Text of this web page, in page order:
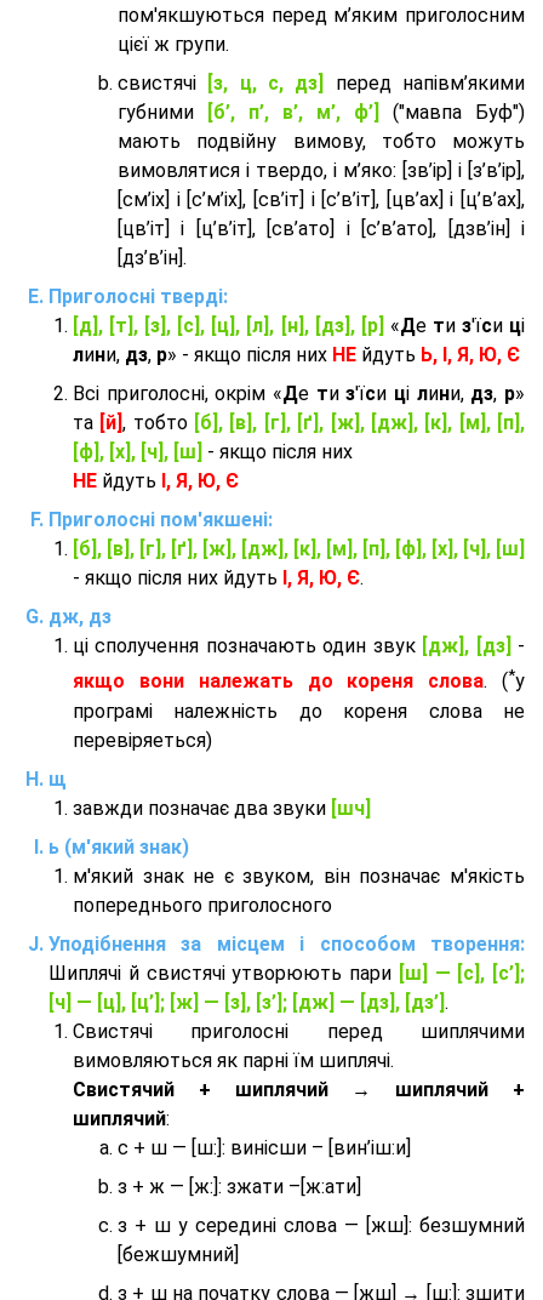
пом'якшуються перед м’яким приголосним
цієї ж групи.
cвистячі
[з, ц, с, дз]
перед напівм’якими
губними
[б’, п’, в’, м’, ф’]
("мавпа Буф")
мають подвійну вимову, тобто можуть
вимовлятися і твердо, і м’яко: [зв’ір] і [з’в’ір],
[см’іх] і [с’м’іх], [св’іт] і [с’в’іт], [цв’ах] і [ц’в’ах],
[цв’іт] і [ц’в’іт], [св’ато] і [с’в’ато], [дзв’iн] і
[дз’в’iн].
Приголосні тверді:
[д], [т], [з], [с], [ц], [л], [н], [дз], [р] «Де ти з'їси ці
лини, дз, р» - якщо після них НЕ йдуть Ь, І, Я, Ю, Є
Всі приголосні, окрім «Де тиз'їси ці лини, дз, р»
та [й], тобто [б], [в], [г], [ґ], [ж], [дж], [к], [м], [п],
[ф], [х], [ч], [ш] - якщо після них
НЕ йдуть І, Я, Ю, Є
Приголосні пом'якшені:
[б], [в], [г], [ґ], [ж], [дж], [к], [м], [п], [ф], [х], [ч], [ш]
- якщо після них йдуть І, Я, Ю, Є.
дж, дз
ці сполучення позначають один звук [дж], [дз] -
якщо вони належать до кореня слова. (*у
програмі належність до кореня слова не
перевіряеться)
щ
завжди позначає два звуки [шч]
ь (м'який знак)
м'який знак не є звуком, він позначає м'якість
попереднього приголосного
Уподібнення за місцем і способом творення:
Шиплячі й свистячі утворюють пари [ш] — [c], [с’];
[ч] — [ц], [ц’]; [ж] — [з], [з’]; [дж] — [дз], [дз’] .
Свистячі приголосні перед шиплячими
вимовляються як парні їм шиплячі.
Cвистячий + шиплячий → шиплячий +
шиплячий:
с + ш — [ш:]: винісши – [вин’іш:и]
з + ж — [ж:]: зжати –[ж:ати]
з + ш у середині слова — [жш]: безшумний
[бежшумний]
з + ш на початку слова — [жш] → [ш:]: зшити